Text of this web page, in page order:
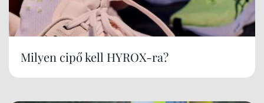
Milyen cipő kell HYROX-ra?